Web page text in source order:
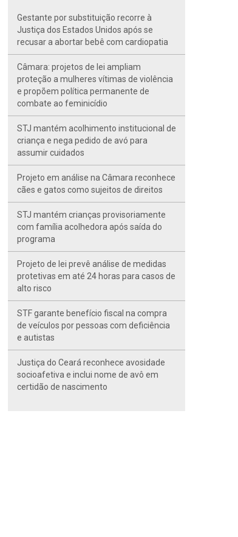
Gestante por substituição recorre à
Justiça dos Estados Unidos após se
recusar a abortar bebê com cardiopatia
Câmara: projetos de lei ampliam
proteção a mulheres vítimas de violência
e propõem política permanente de
combate ao feminicídio
STJ mantém acolhimento institucional de
criança e nega pedido de avó para
assumir cuidados
Projeto em análise na Câmara reconhece
cães e gatos como sujeitos de direitos
STJ mantém crianças provisoriamente
com família acolhedora após saída do
programa
Projeto de lei prevê análise de medidas
protetivas em até 24 horas para casos de
alto risco
STF garante benefício fiscal na compra
de veículos por pessoas com deficiência
e autistas
Justiça do Ceará reconhece avosidade
socioafetiva e inclui nome de avô em
certidão de nascimento